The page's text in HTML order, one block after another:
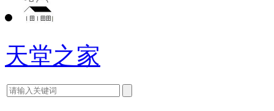
天堂之家